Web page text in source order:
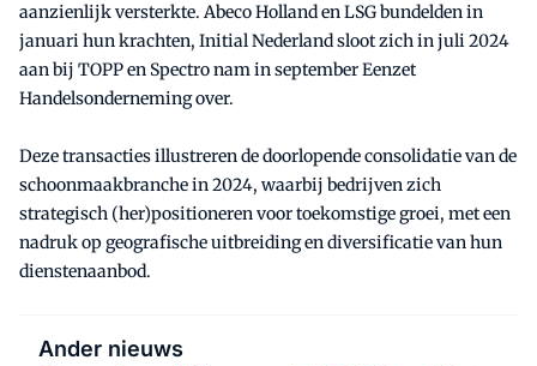
aanzienlijk versterkte. Abeco Holland en LSG bundelden in
januari hun krachten, Initial Nederland sloot zich in juli 2024
aan bij TOPP en Spectro nam in september Eenzet
Handelsonderneming over.
Deze transacties illustreren de doorlopende consolidatie van de
schoonmaakbranche in 2024, waarbij bedrijven zich
strategisch (her)positioneren voor toekomstige groei, met een
nadruk op geografische uitbreiding en diversificatie van hun
dienstenaanbod.
Ander nieuws